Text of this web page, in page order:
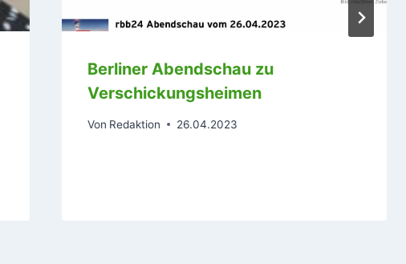
Berliner Abendschau zu
Verschickungsheimen
Von Redaktion 26.04.2023